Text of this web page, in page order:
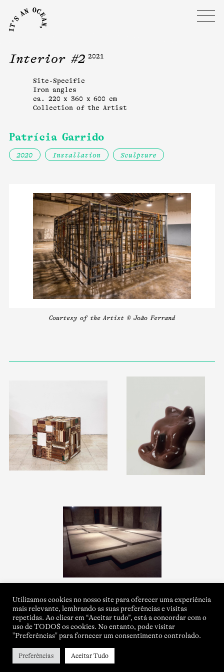
Interior #2 2021
Site-Specific
Iron angles
ca. 220 x 360 x 600 cm
Collection of the Artist
Patrícia Garrido
2020 Installation Sculpture
Courtesy of the Artist © João Ferrand
Utilizamos cookies no nosso site para oferecer uma experiência
mais relevante, lembrando as suas preferências e visitas
repetidas. Ao clicar em “Aceitar tudo”, está a concordar com o
uso de TODOS os cookies. No entanto, pode visitar
"Preferências" para fornecer um consentimento controlado.
Preferências Aceitar Tudo